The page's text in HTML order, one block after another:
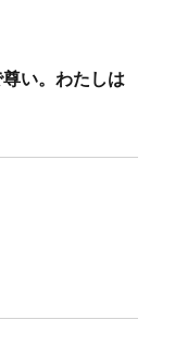
い。わたしは